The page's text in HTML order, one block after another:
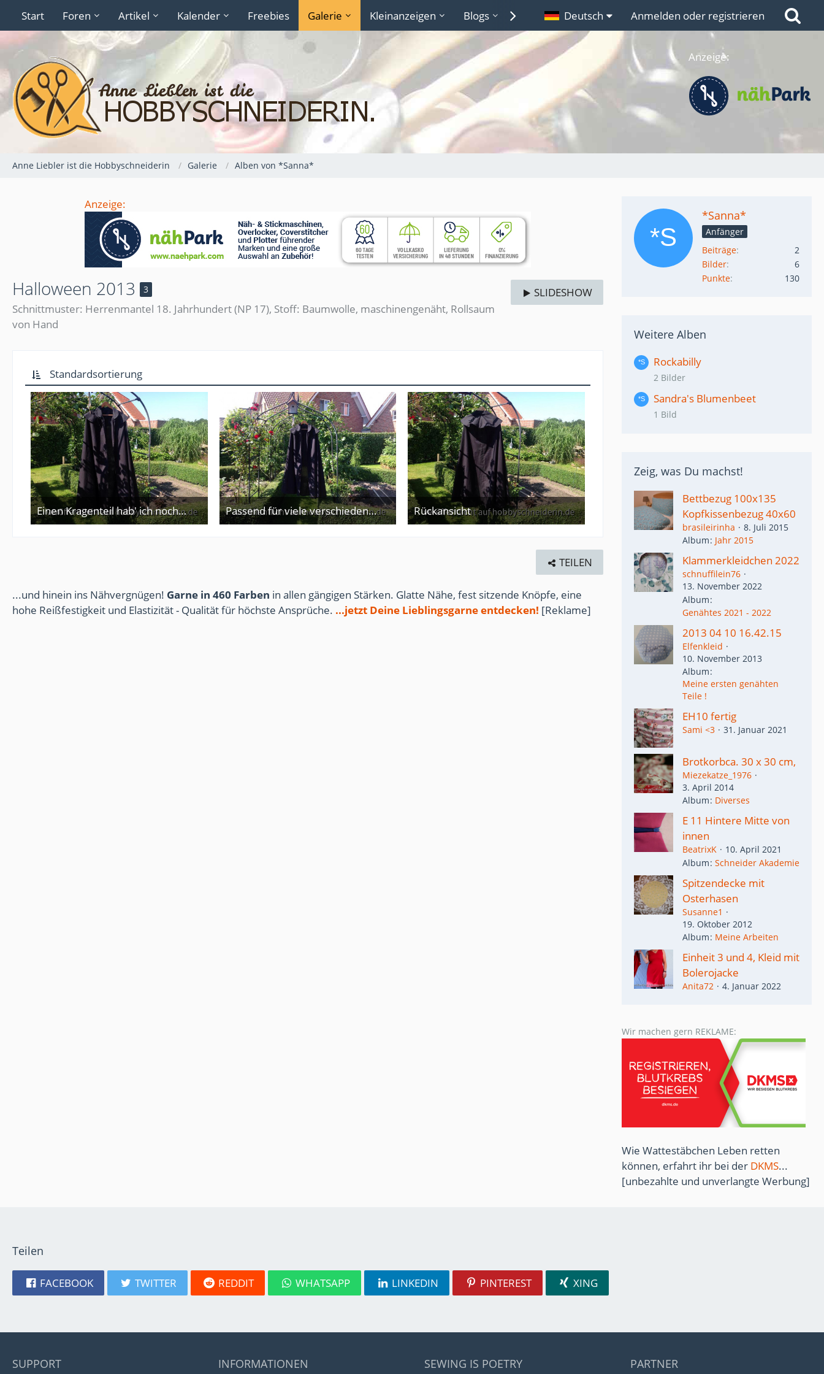
Start Foren Artikel Kalender Freebies Galerie Kleinanzeigen Blogs Lexikon Links
Deutsch Anmelden oder registrieren
Anzeige:
Anne Liebler ist die Hobbyschneiderin Galerie Alben von *Sanna*
Anzeige:
Halloween 2013 3
Schnittmuster: Herrenmantel 18. Jahrhundert (NP 17), Stoff: Baumwolle, maschinengenäht, Rollsaum
von Hand
SLIDESHOW
Standardsortierung
Einen Kragenteil hab' ich noch nicht gesäumt.
3. Juni 2014
Passend für viele verschiedene Kostümierungen
3. Juni 2014
Rückansicht
3. Juni 2014
TEILEN
...und hinein ins Nähvergnügen! Garne in 460 Farben in allen gängigen Stärken. Glatte Nähe, fest sitzende Knöpfe, eine
hohe Reißfestigkeit und Elastizität - Qualität für höchste Ansprüche. ...jetzt Deine Lieblingsgarne entdecken! [Reklame]
*Sanna*
Anfänger
Beiträge
2
Bilder
6
Punkte
130
Weitere Alben
Rockabilly
2 Bilder
Sandra's Blumenbeet
1 Bild
Zeig, was Du machst!
Bettbezug 100x135
Kopfkissenbezug 40x60
brasileirinha
8. Juli 2015
Album Jahr 2015
Klammerkleidchen 2022
schnuffilein76
13. November 2022
Album
Genähtes 2021 - 2022
2013 04 10 16.42.15
Elfenkleid
10. November 2013
Album
Meine ersten genähten
Teile !
EH10 fertig
Sami <3 31. Januar 2021
Brotkorbca. 30 x 30 cm,
Miezekatze_1976
3. April 2014
Album Diverses
E 11 Hintere Mitte von
innen
BeatrixK
10. April 2021
Album Schneider Akademie
Spitzendecke mit
Osterhasen
Susanne1
19. Oktober 2012
Album Meine Arbeiten
Einheit 3 und 4, Kleid mit
Bolerojacke
Anita72 4. Januar 2022
Wir machen gern REKLAME:
Wie Wattestäbchen Leben retten
können, erfahrt ihr bei der DKMS...
[unbezahlte und unverlangte Werbung]
Teilen
FACEBOOK TWITTER REDDIT WHATSAPP LINKEDIN PINTEREST XING
SUPPORT INFORMATIONEN SEWING IS POETRY PARTNER